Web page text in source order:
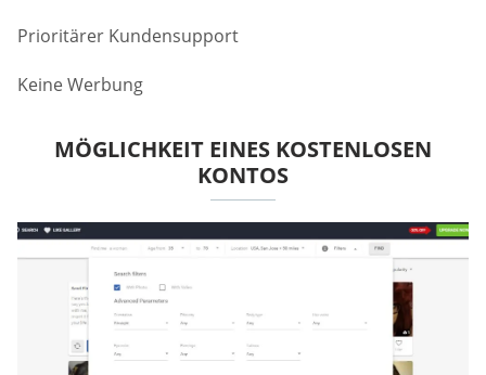
Prioritärer Kundensupport
Keine Werbung
MÖGLICHKEIT EINES KOSTENLOSEN
KONTOS